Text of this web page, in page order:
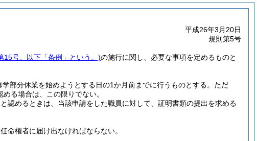
平成26年3月20日
規則第5号
15号。以下「条例」という。)の施行に関し、必要な事項を定めるものと
学部分休業を始めようとする日の1か月前までに行うものとする。 ただ
る場合は、この限りでない。
認めるときは、当該申請をした職員に対して、証明書類の提出を求める
命権者に届け出なければならない。